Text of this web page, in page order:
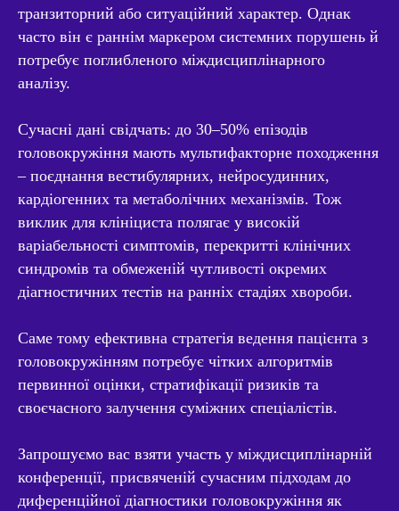
транзиторний або ситуаційний характер. Однак
часто він є раннім маркером системних порушень й
потребує поглибленого міждисциплінарного
аналізу.
Сучасні дані свідчать: до 30–50% епізодів
головокружіння мають мультифакторне походження
– поєднання вестибулярних, нейросудинних,
кардіогенних та метаболічних механізмів. Тож
виклик для клініциста полягає у високій
варіабельності симптомів, перекритті клінічних
синдромів та обмеженій чутливості окремих
діагностичних тестів на ранніх стадіях хвороби.
Саме тому ефективна стратегія ведення пацієнта з
головокружінням потребує чітких алгоритмів
первинної оцінки, стратифікації ризиків та
своєчасного залучення суміжних спеціалістів.
Запрошуємо вас взяти участь у міждисциплінарній
конференції, присвяченій сучасним підходам до
диференційної діагностики головокружіння як